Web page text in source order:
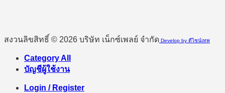
สงวนลิขสิทธิ์ © 2026 บริษัท เน็กซ์เพลย์ จำกัด Develop by ดีไซน์เทพ
Category All
บัญชีผู้ใช้งาน
Login / Register